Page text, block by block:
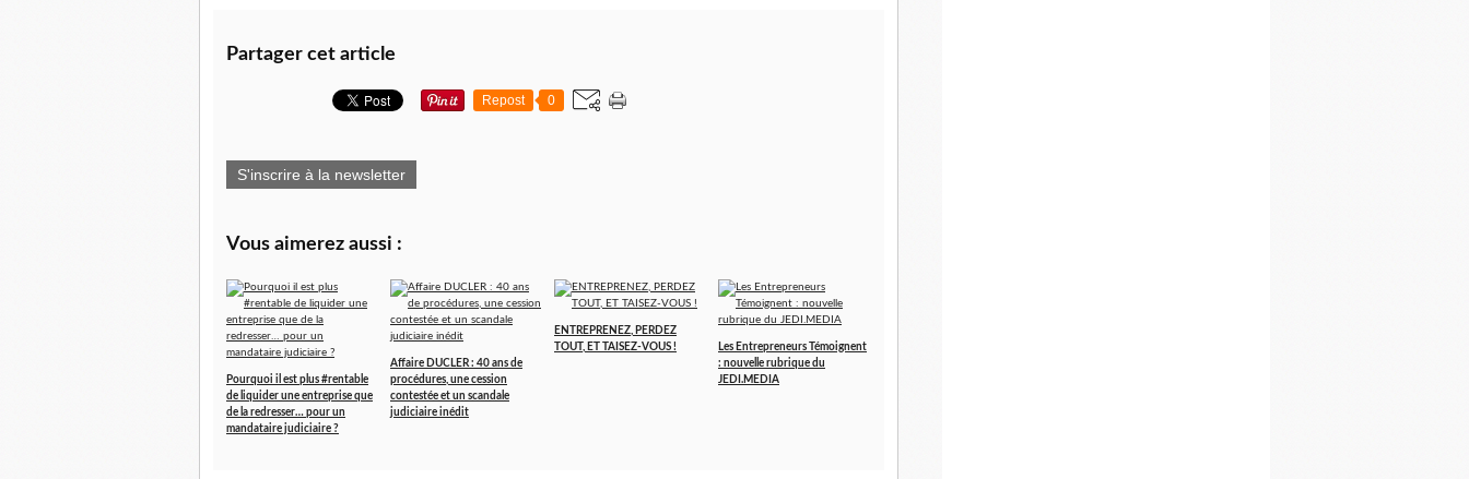
Partager cet article
Repost 0
S'inscrire à la newsletter
Vous aimerez aussi :
Pourquoi il est plus #rentable
de liquider une entreprise que
de la redresser… pour un
mandataire judiciaire ?
Affaire DUCLER : 40 ans de
procédures, une cession
contestée et un scandale
judiciaire inédit
ENTREPRENEZ, PERDEZ
TOUT, ET TAISEZ-VOUS !
Les Entrepreneurs Témoignent
: nouvelle rubrique du
JEDI.MEDIA